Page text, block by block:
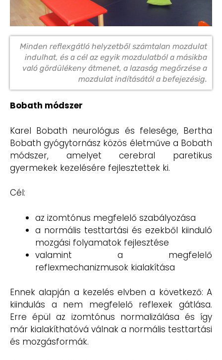
Minden reflexgátló helyzetből számtalan mozdulat
indulhat, és a cél az egyik mozdulatból a másikba
való gördülékeny átmenet, a lazaság megőrzése a
mozdulat indításától a befejezésig.
Bobath módszer
Karel Bobath neurológus és felesége, Bertha
Bobath gyógytornász közös életműve a Bobath
módszer, amelyet cerebral paretikus
gyermekek kezelésére fejlesztettek ki.
Cél:
az izomtónus megfelelő szabályozása
a normális testtartási és ezekből kiinduló
mozgási folyamatok fejlesztése
valamint a megfelelő
reflexmechanizmusok kialakítása
Ennek alapján a kezelés elvben a következő: A
kiindulás a nem megfelelő reflexek gátlása.
Erre épül az izomtónus normalizálása és így
már kialakíthatóvá válnak a normális testtartási
és mozgásformák.